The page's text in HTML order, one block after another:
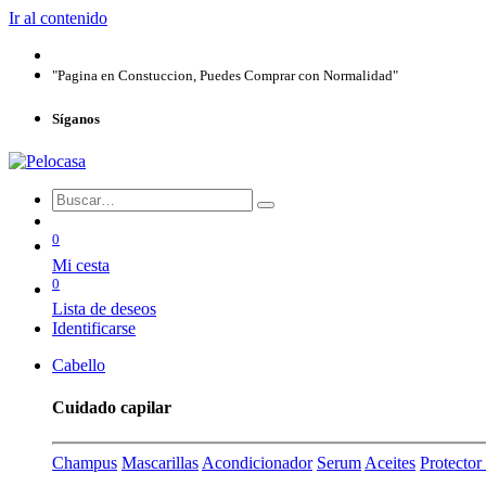
Ir al contenido
"Pagina en Constuccion, Puedes Comprar con Normalidad"
Síganos
0
Mi cesta
0
Lista de deseos
Identificarse
Cabello
Cuidado capilar
Champus Mascarillas Acondicionador Serum Aceites